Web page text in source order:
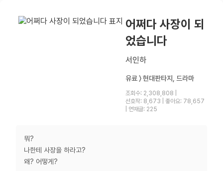
어쩌다 사장이 되
었습니다
서인하
유료 〉 현대판타지, 드라마
조회수: 2,308,808
선호작: 8,673
좋아요: 78,657
연재글: 225
뭐?
나한테 사장을 하라고?
왜? 어떻게?